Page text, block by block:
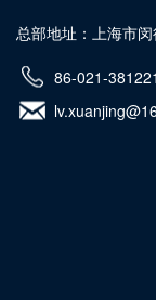
总部地址：上海市
86-021-